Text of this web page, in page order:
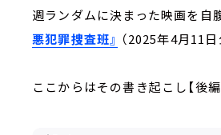
週ランダムに決まった映画を自
悪犯罪捜査班』 （2025年4月11日
ここからはその書き起こし【後編